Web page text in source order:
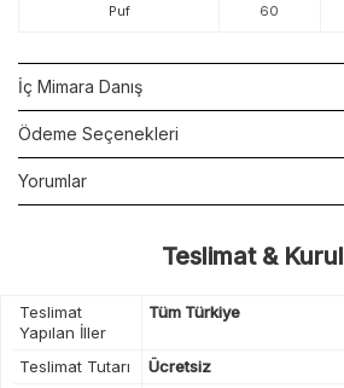
Puf 60
İç Mimara Danış
Ödeme Seçenekleri
Yorumlar
Teslimat &
Teslimat
Yapılan İller
Tüm Türkiye
Teslimat Tutarı
Ücretsiz